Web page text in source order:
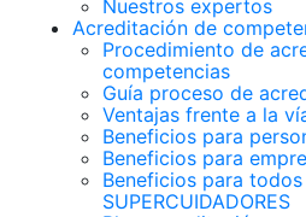
Nuestros expertos
Acreditación de
Procedimiento de
competencias
Guía proceso de
Ventajas frente a la
Beneficios para
Beneficios para
Beneficios para
SUPERCUIDADORES